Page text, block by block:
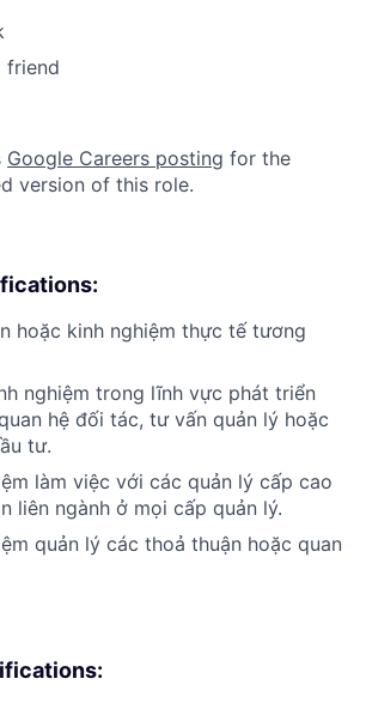
friend
Google Careers posting for the
version of this role.
hoặc kinh nghiệm thực tế tương
nghiệm trong lĩnh vực phát triển
hệ đối tác, tư vấn quản lý hoặc
tư.
làm việc với các quản lý cấp cao
liên ngành ở mọi cấp quản lý.
quản lý các thoả thuận hoặc quan